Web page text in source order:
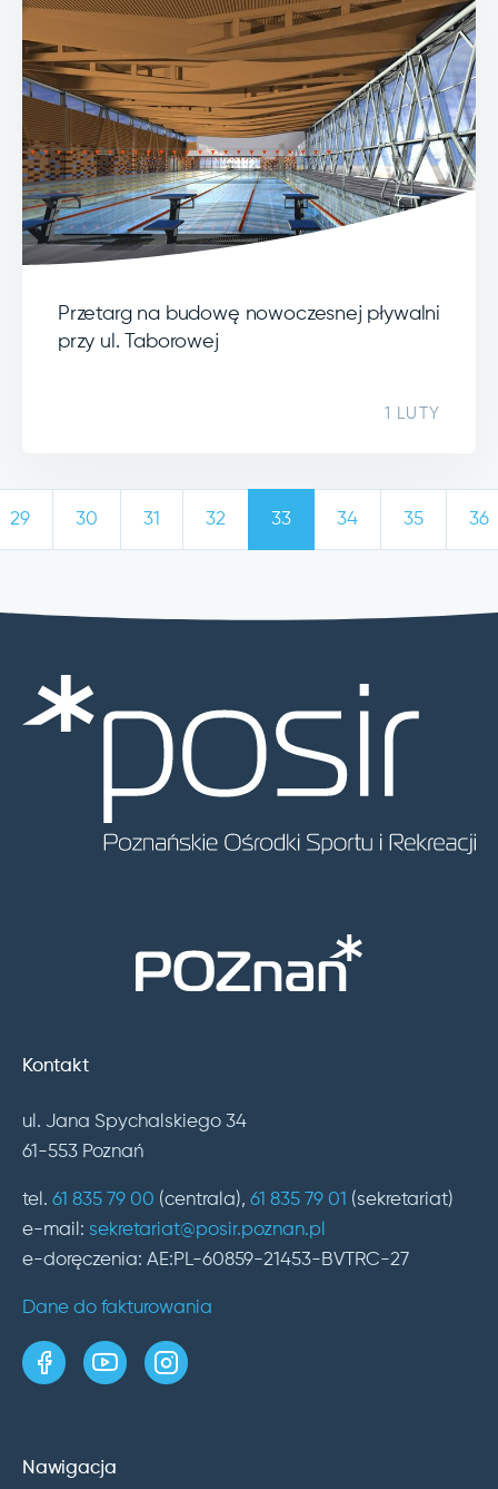
Przetarg na budowę nowoczesnej pływalni
przy ul. Taborowej
1 LUTY
29 30 31 32 33 34 35 36
Kontakt
ul. Jana Spychalskiego 34
61-553 Poznań
tel. 61 835 79 00 (centrala), 61 835 79 01 (sekretariat)
e-mail: sekretariat@posir.poznan.pl
e-doręczenia: AE:PL-60859-21453-BVTRC-27
Dane do fakturowania
strona w serwisie Facebook
kanał w serwisie YouTube
profil w serwisie Instagram
Nawigacja